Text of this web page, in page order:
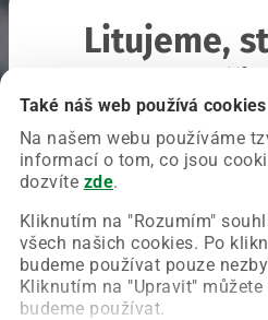
Také náš web používá cookies
Na našem webu používáme
informací o tom, co jsou
dozvíte zde.
Kliknutím na "Rozumím"
všech našich cookies. Po
budeme používat pouze
Kliknutím na "Upravit"
budeme používat.
Litujeme,
Chyba nastala na naší
Zkuste prosím znovu načíst
Obnovit stránku